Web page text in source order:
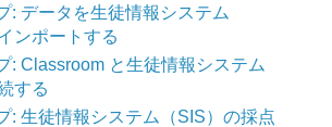
: データを生徒情報システム
ンポートする
: Classroom と生徒情報システム
する
: 生徒情報システム（SIS）の採点